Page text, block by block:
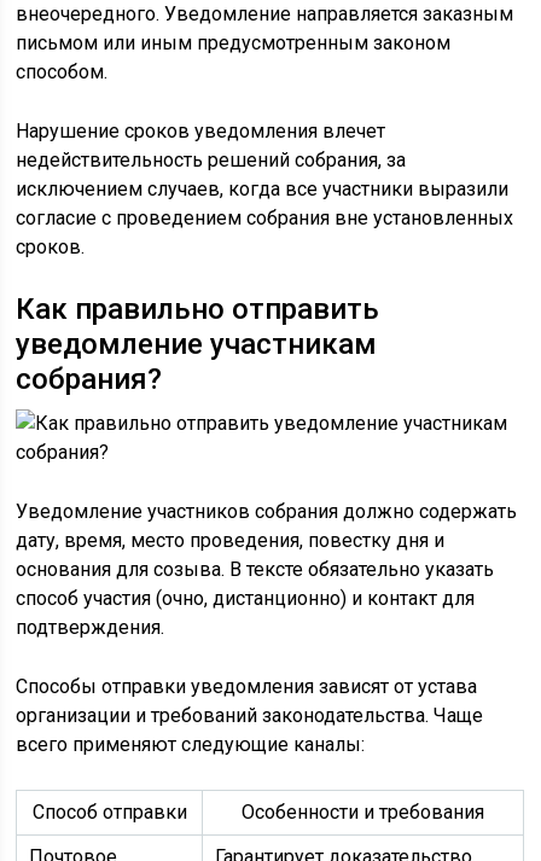
внеочередного. Уведомление направляется заказным
письмом или иным предусмотренным законом
способом.
Нарушение сроков уведомления влечет
недействительность решений собрания, за
исключением случаев, когда все участники выразили
согласие с проведением собрания вне установленных
сроков.
Как правильно отправить
уведомление участникам
собрания?
Уведомление участников собрания должно содержать
дату, время, место проведения, повестку дня и
основания для созыва. В тексте обязательно указать
способ участия (очно, дистанционно) и контакт для
подтверждения.
Способы отправки уведомления зависят от устава
организации и требований законодательства. Чаще
всего применяют следующие каналы:
Способ отправки
Особенности и требования